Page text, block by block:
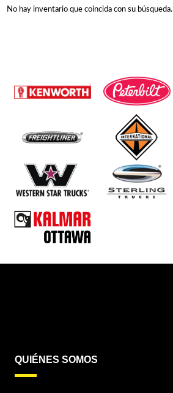
No hay inventario que coincida con su búsqueda.
QUIÉNES SOMOS